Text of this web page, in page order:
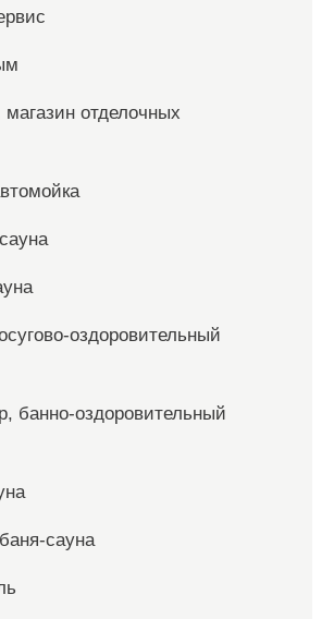
магазин отделочных
оздоровительный
банно-оздоровительный
сауна